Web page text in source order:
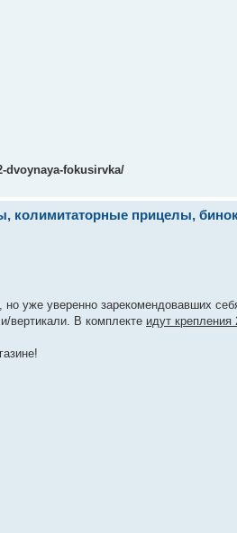
dvoynaya-fokusirvka/
колимитаторные прицелы,
но уже уверенно зарекомендовавших
вертикали. В комплекте идут крепления